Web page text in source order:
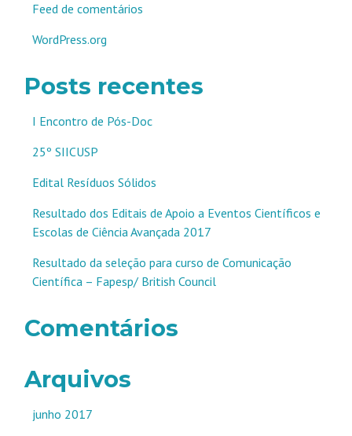
Feed de comentários
WordPress.org
Posts recentes
I Encontro de Pós-Doc
25º SIICUSP
Edital Resíduos Sólidos
Resultado dos Editais de Apoio a Eventos Científicos e
Escolas de Ciência Avançada 2017
Resultado da seleção para curso de Comunicação
Científica – Fapesp/ British Council
Comentários
Arquivos
junho 2017